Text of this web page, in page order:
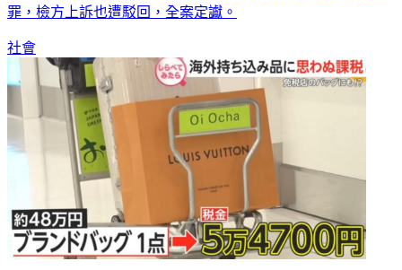
罪，檢方上訴也遭駁回，全案定讞。
社會